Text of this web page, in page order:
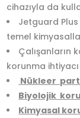
cihazıyla da
Jetguard Plus
temel
Çalışanların
korunma
Nükleer
Biyolojik
Kimyasal